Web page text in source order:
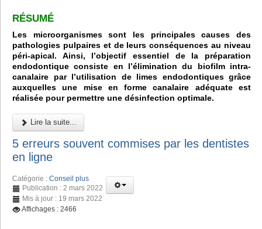
RÉSUMÉ
Les microorganismes sont les principales causes des
pathologies pulpaires et de leurs conséquences au niveau
péri-apical. Ainsi, l’objectif essentiel de la préparation
endodontique consiste en l’élimination du biofilm intra-
canalaire par l’utilisation de limes endodontiques grâce
auxquelles une mise en forme canalaire adéquate est
réalisée pour permettre une désinfection optimale.
Lire la suite...
5 erreurs souvent commises par les dentistes
en ligne
Catégorie : Conseil plus
Publication : 2 mars 2022
Mis à jour : 19 mars 2022
Affichages : 2466